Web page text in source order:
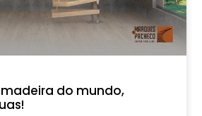
do mundo,